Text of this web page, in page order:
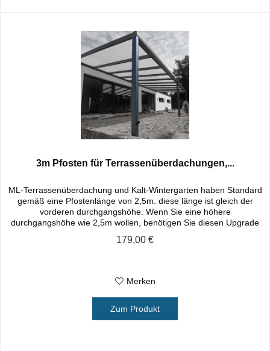
3m Pfosten für Terrassenüberdachungen,...
ML-Terrassenüberdachung und Kalt-Wintergarten haben Standard
gemäß eine Pfostenlänge von 2,5m. diese länge ist gleich der
vorderen durchgangshöhe. Wenn Sie eine höhere
durchgangshöhe wie 2,5m wollen, benötigen Sie diesen Upgrade
Artikel....
179,00 €
Merken
Zum Produkt